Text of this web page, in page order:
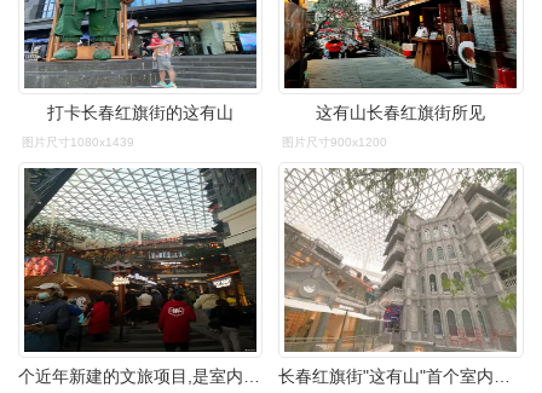
打卡长春红旗街的这有山
图片尺寸1080x1439
这有山长春红旗街所见
图片尺寸900x1200